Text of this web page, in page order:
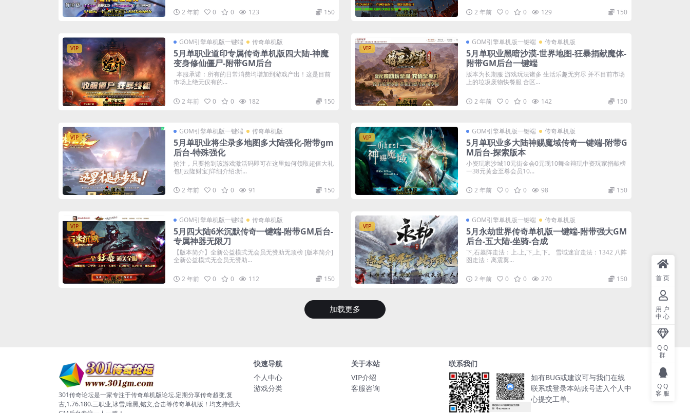
2 年前 0 0 123 150 2 年前 0 0 129 150
VIP
GOM引擎单机版一键端 传奇单机版
5月单职业道印专属传奇单机版四大陆-神魔
变身修仙僵尸-附带GM后台
本服承诺：所有的日常消费均增加到游戏产出！这是目前
市场上绝无仅有的...
2 年前 0 0 182 150
VIP
GOM引擎单机版一键端 传奇单机版
5月单职业黑暗沙漠-世界地图-狂暴捐献魔体-
附带GM后台一键端
版本为长期服 游戏玩法诸多 生活乐趣无穷尽 并不目前市场
上的垃圾废物快餐服 合区...
2 年前 0 0 142 150
VIP
GOM引擎单机版一键端 传奇单机版
5月单职业将尘录多地图多大陆强化-附带gm
后台-特殊强化
抢注，只要抢到该游戏激活码即可在这里如何领取超值大礼
包![云隆财宝]详细介绍:新...
2 年前 0 0 91 150
VIP
GOM引擎单机版一键端 传奇单机版
5月单职业多大陆神赐魔域传奇一键端-附带G
M后台-探索版本
小资玩家沙城10元街金会0元现10舞金辩玩中资玩家捐献榜
一38元黄金至尊会员10...
2 年前 0 0 98 150
VIP
GOM引擎单机版一键端 传奇单机版
5月四大陆6米沉默传奇一键端-附带GM后台-
专属神器无限刀
【版本简介】全新公益模式无会员无赞助无顶榜 [版本简介]
全新公益模式无会员无赞助...
2 年前 0 0 112 150
VIP
GOM引擎单机版一键端 传奇单机版
5月永劫世界传奇单机版一键端-附带强大GM
后台-五大陆-坐骑-合成
下,石墓阵走法：上.上,下,上,下。 雪域迷宫走法：1342 八阵
图走法：离震翼...
2 年前 0 0 270 150
加载更多
301传奇论坛是一家专注于传奇单机版论坛.定期分享传奇超变,复
古,1.76.180.三职业,冰雪,暗黑,铭文,合击等传奇单机版！均支持强大
快速导航
个人中心
游戏分类
关于本站
VIP介绍
客服咨询
联系我们
如有BUG或建议可与我们在线
联系或登录本站账号进入个人中
心提交工单。
首页
用户
中心
QQ
群
QQ
客服